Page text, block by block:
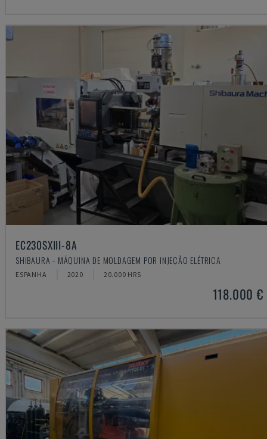
EC230SXIII-8A
SHIBAURA - MÁQUINA DE MOLDAGEM POR INJEÇÃO ELÉTRICA
ESPANHA 2020 20.000 HRS
118.000 €